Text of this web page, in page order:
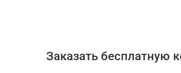
Заказать бесплатную